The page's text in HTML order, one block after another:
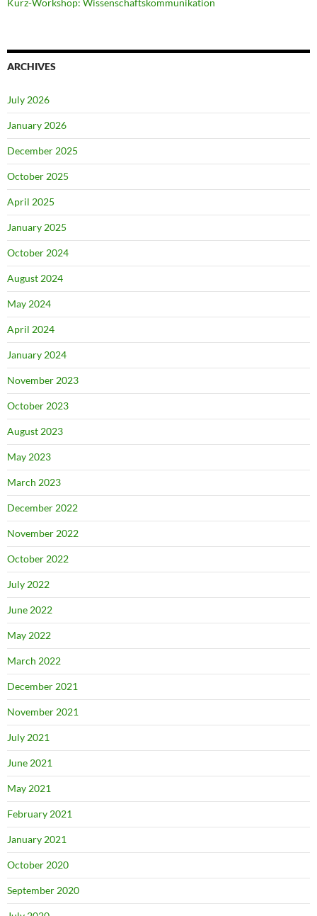
Kurz-Workshop: Wissenschaftskommunikation
ARCHIVES
July 2026
January 2026
December 2025
October 2025
April 2025
January 2025
October 2024
August 2024
May 2024
April 2024
January 2024
November 2023
October 2023
August 2023
May 2023
March 2023
December 2022
November 2022
October 2022
July 2022
June 2022
May 2022
March 2022
December 2021
November 2021
July 2021
June 2021
May 2021
February 2021
January 2021
October 2020
September 2020